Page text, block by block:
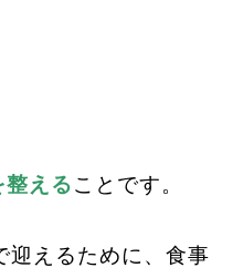
整えることです。
迎えるために、食事